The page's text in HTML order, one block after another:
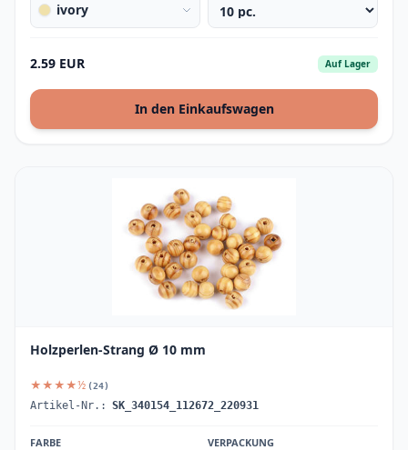
ivory
2.59 EUR Auf Lager
In den Einkaufswagen
Holzperlen-Strang Ø 10 mm
★★★★½ (24)
Artikel-Nr.: SK_340154_112672_220931
FARBE VERPACKUNG